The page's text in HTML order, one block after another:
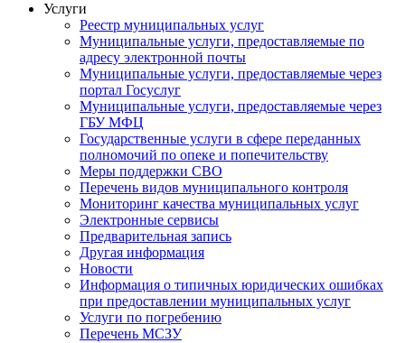
Услуги
Реестр муниципальных услуг
Муниципальные услуги, предоставляемые по
адресу электронной почты
Муниципальные услуги, предоставляемые через
портал Госуслуг
Муниципальные услуги, предоставляемые через
ГБУ МФЦ
Государственные услуги в сфере переданных
полномочий по опеке и попечительству
Меры поддержки СВО
Перечень видов муниципального контроля
Мониторинг качества муниципальных услуг
Электронные сервисы
Предварительная запись
Другая информация
Новости
Информация о типичных юридических ошибках
при предоставлении муниципальных услуг
Услуги по погребению
Перечень МСЗУ